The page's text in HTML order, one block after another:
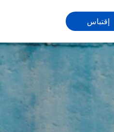
إقتباس